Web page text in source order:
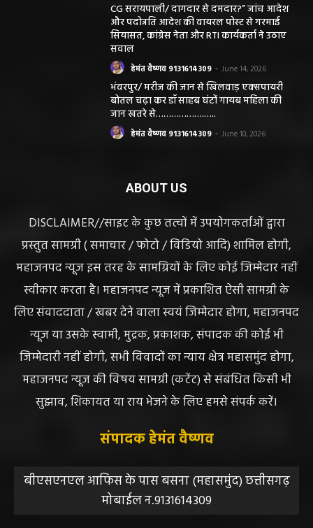
CG सरायपाली/ दागदार से दमदार?” जांच आदेश
और पदोन्नति आदेश की वायरल पोस्ट से गरमाई
सियासत, कांग्रेस नेता और RTI कार्यकर्ता ने उठाए
सवाल
हेमंत वैष्णव 9131614309 - June 14, 2026
भंवरपुर/ मरीज की जान से खिलवाड़ एक्सपायरी
बोतल चढ़ा कर डॉ साहब घंटों गायब महिला की
जान खतरे से……………….…..
हेमंत वैष्णव 9131614309 - June 10, 2026
ABOUT US
DISCLAIMER//साइट के कुछ तत्वों में उपयोगकर्ताओं द्वारा
प्रस्तुत सामग्री ( समाचार / फोटो / विडियो आदि) शामिल होगी,
महाजनपद न्यूज इस तरह के सामग्रियों के लिए कोई जिम्मेदार नहीं
स्वीकार करता है। महाजनपद न्यूज में प्रकाशित ऐसी सामग्री के
लिए संवाददाता / खबर देने वाला स्वयं जिम्मेदार होगा, महाजनपद
न्यूज या उसके स्वामी, मुद्रक, प्रकाशक, संपादक की कोई भी
जिम्मेदारी नहीं होगी, सभी विवादों का न्याय क्षेत्र महासमुंद होगा,
महाजनपद न्यूज की विषय सामग्री (कटेंट) से संबंधित किसी भी
सुझाव, शिकायत या राय भेजने के लिए हमसे संपर्क करें।
संपादक हेमंत वैष्णव
बीएसएनएल आफिस के पास बसना (महासमुंद) छत्तीसगढ़
मोबाईल न.9131614309